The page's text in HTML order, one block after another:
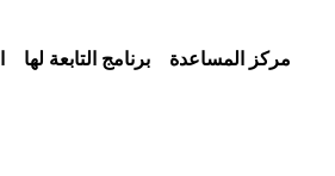
برنامج التابعة لها مركز المساعدة